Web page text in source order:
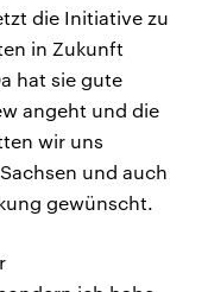
die Initiative zu
in Zukunft
hat sie gute
angeht und die
wir uns
und auch
gewünscht.